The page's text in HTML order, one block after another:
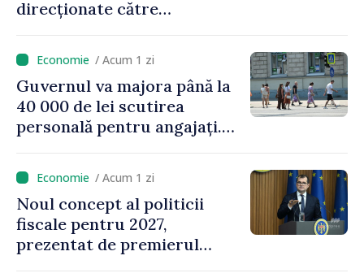
direcționate către
/ Acum 1 zi
Guvernul va majora până la
40 000 de lei scutirea
personală pentru angajați.
de milioane de lei îi lăsăm
oamenilor”/ Acum 1 zi
Noul concept al politicii
fiscale pentru 2027,
prezentat de premierul